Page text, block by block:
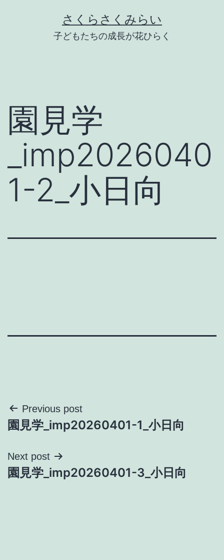
さくらさくみらい
子どもたちの成長が花ひらく
園見学
_imp2026040
1-2_小日向
投
稿
ナ
ビ
Previous post
園見学_imp20260401-1_小日向
Next post
園見学_imp20260401-3_小日向